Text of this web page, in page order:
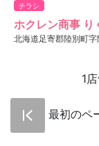
チラシ
ホクレン商事 り
北海道足寄郡陸別町
1
最初のペ